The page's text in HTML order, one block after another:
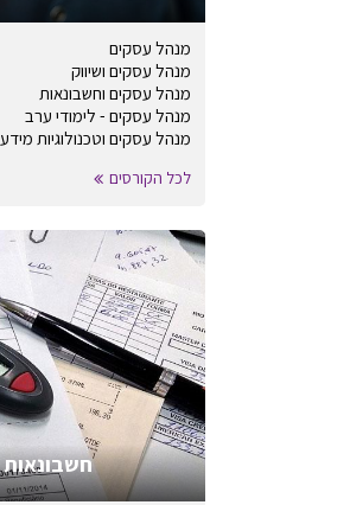
מנהל עסקים
מנהל עסקים ושיווק
מנהל עסקים וחשבונאות
מנהל עסקים - לימודי ערב
מנהל עסקים וטכנולוגיות מידע
לכל הקורסים
חשבונאות